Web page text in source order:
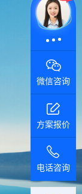
微信咨询
方案报价
电话咨询